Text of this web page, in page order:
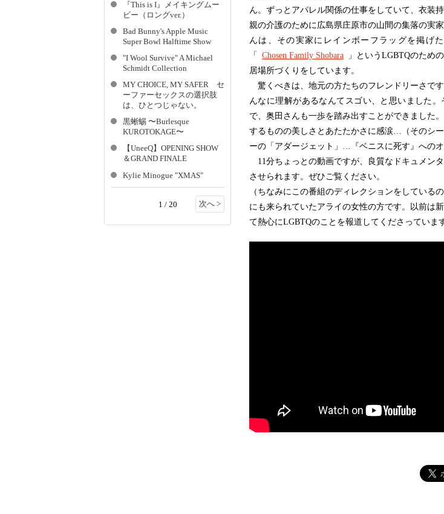
ん。ずっとアパレル関係の仕事をしていて、衣装
親の介護のために広島県庄原市の山間の集落の実
んは、その実家にレインボーフラッグを掲げ
「
Chosen Family Shobara
」というLGBTQのため
居場所づくりをしています。
驚くべきは、地元の方たちのフレンドリーさで
んなに理解があるなんてスゴい、と思いました
で、奥田さんも一歩を踏み出すことができました
するものの美しさとあたたかさに感涙…（そのシ
ーの「アダージェット」…『ベニスに死す』へのオ
11分ちょっとの動画ですが、良質なドキュメン
させられます。ぜひご覧ください。
（ちなみにこの番組のディレクションをしている
にも来られていたアライの女性の方です。以前は
て熱心にLGBTQのことを報道してくださっていま
『This is I』メイキングムー
ビー（ロングver.）
Bad Bunny's Apple Music
Super Bowl Halftime Show
"I Wool Survive" A Michael
Schmidt Collection
MY CHOICE, MY SAFER セ
ーファーセックスの選択肢
は、ひとつじゃない。
黒蜥蜴 〜Burlesque
KUROTOKAGE〜
【UneeQ】OPENING SHOW
＆GRAND FINALE
Kylie Minogue "XMAS"
1 / 20 次へ >